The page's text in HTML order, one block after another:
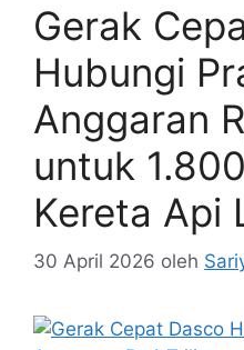
Gerak
Hubungi
Anggaran
untuk
Kereta Api
30 April 2026 oleh